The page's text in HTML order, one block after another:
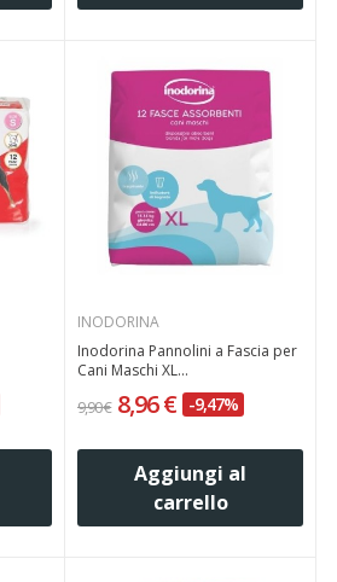
INODORINA
Inodorina Pannolini a Fascia per
Cani Maschi XL...
9,90 € 8,96 € -9,47%
Aggiungi al
carrello